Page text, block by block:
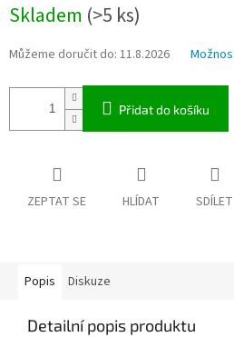
cena:
Skladem (>5 ks)
Můžeme doručit do: 11.8.2026
Přidat do košíku
ZEPTAT SE HLÍDAT SDÍLET
Popis Diskuze
Detailní popis produktu